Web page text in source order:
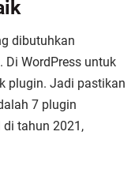
dibutuhkan
Di WordPress untuk
plugin. Jadi pastikan
7 plugin
tahun 2021,